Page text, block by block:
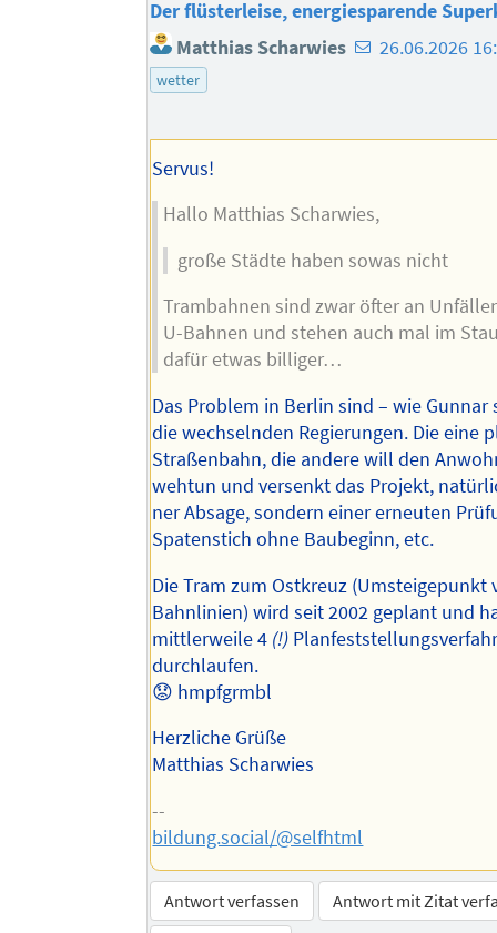
Der flüsterleise, energiesparende
Matthias Scharwies E-
des
26.06.2026
wetter
Servus!
Hallo Matthias Scharwies,
große Städte haben sowas nicht
Trambahnen sind zwar öfter an
U-Bahnen und stehen auch mal im
dafür etwas billiger…
Das Problem in Berlin sind – wie Gunnar
die wechselnden Regierungen. Die eine
Straßenbahn, die andere will den
wehtun und versenkt das Projekt,
ner Absage, sondern einer erneuten
Spatenstich ohne Baubeginn, etc.
Die Tram zum Ostkreuz (Umsteigepunkt
Bahnlinien) wird seit 2002 geplant und
mittlerweile 4 (!)
durchlaufen.
😟 hmpfgrmbl
Herzliche Grüße
Matthias Scharwies
--
bildung.social/@selfhtml
Antwort verfassen
Antwort mit Zitat